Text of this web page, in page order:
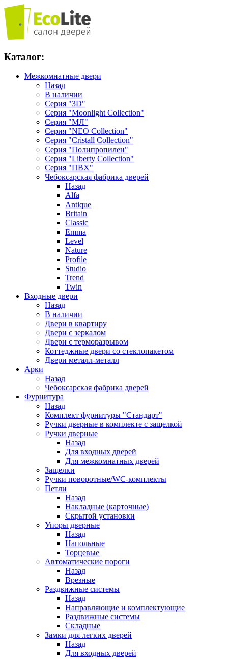
Каталог:
Межкомнатные двери
Назад
В наличии
Серия "3D"
Серия "Moonlight Collection"
Серия "МЛ"
Серия "NEO Collection"
Серия "Cristall Collection"
Серия "Полипропилен"
Серия "Liberty Collection"
Серия "ПВХ"
Чебоксарская фабрика дверей
Назад
Alfa
Antique
Britain
Classic
Emma
Level
Nature
Profile
Studio
Trend
Twin
Входные двери
Назад
В наличии
Двери в квартиру
Двери с зеркалом
Двери с терморазрывом
Коттеджные двери со стеклопакетом
Двери металл-металл
Арки
Назад
Чебоксарская фабрика дверей
Фурнитура
Назад
Комплект фурнитуры "Стандарт"
Ручки дверные в комплекте с защелкой
Ручки дверные
Назад
Для входных дверей
Для межкомнатных дверей
Защелки
Ручки поворотные/WC-комплекты
Петли
Назад
Накладные (карточные)
Скрытой установки
Упоры дверные
Назад
Напольные
Торцевые
Автоматические пороги
Назад
Врезные
Раздвижные системы
Назад
Направляющие и комплектующие
Раздвижные системы
Складные
Замки для легких дверей
Назад
Для входных дверей